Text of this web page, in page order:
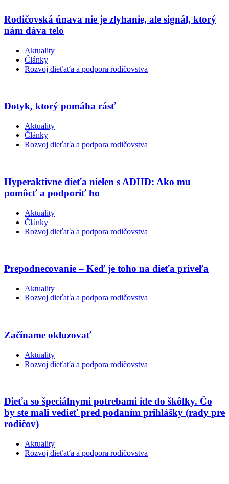
Rodičovská únava nie je zlyhanie, ale signál, ktorý
nám dáva telo
Aktuality
Články
Rozvoj dieťaťa a podpora rodičovstva
Dotyk, ktorý pomáha rásť
Aktuality
Články
Rozvoj dieťaťa a podpora rodičovstva
Hyperaktívne dieťa nielen s ADHD: Ako mu
pomôcť a podporiť ho
Aktuality
Články
Rozvoj dieťaťa a podpora rodičovstva
Prepodnecovanie – Keď je toho na dieťa priveľa
Aktuality
Rozvoj dieťaťa a podpora rodičovstva
Začíname okluzovať
Aktuality
Rozvoj dieťaťa a podpora rodičovstva
Dieťa so špeciálnymi potrebami ide do škôlky. Čo
by ste mali vedieť pred podaním prihlášky (rady pre
rodičov)
Aktuality
Rozvoj dieťaťa a podpora rodičovstva